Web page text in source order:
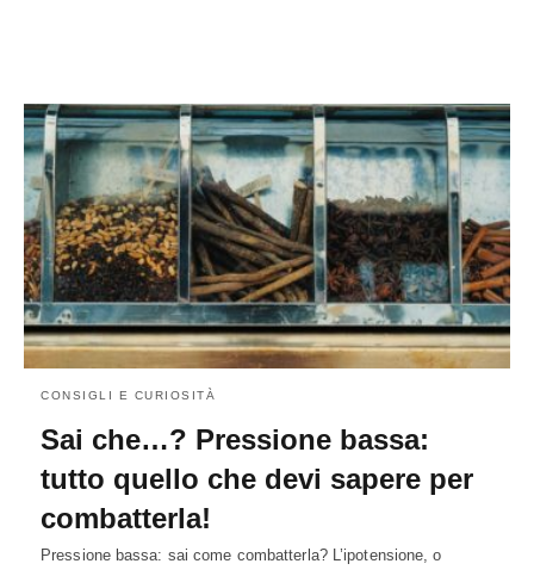
CONSIGLI E CURIOSITÀ
Sai che…? Pressione bassa:
tutto quello che devi sapere per
combatterla!
Pressione bassa: sai come combatterla? L’ipotensione, o